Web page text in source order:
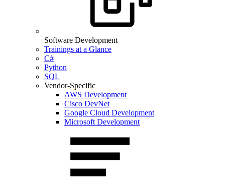
Software Development
Trainings at a Glance
C#
Python
SQL
Vendor-Specific
AWS Development
Cisco DevNet
Google Cloud Development
Microsoft Development